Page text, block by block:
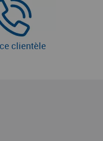
clientèle